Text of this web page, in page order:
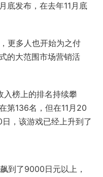
底发布，在去年11月底
更多人也开始为之付
的大范围市场营销活
榜上的排名持续攀
第136名，但在11月20
，该游戏已经上升到了
到了9000日元以上，